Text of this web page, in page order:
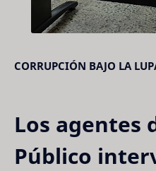
CORRUPCIÓN BAJO LA
Los agentes
Público